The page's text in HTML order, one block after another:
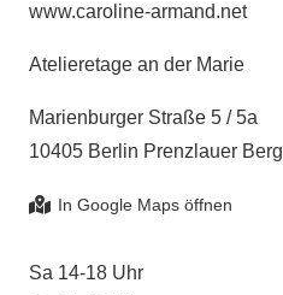
www.caroline-armand.net
Atelieretage an der Marie
Marienburger Straße 5 / 5a
10405 Berlin Prenzlauer Berg
Sa 14-18 Uhr